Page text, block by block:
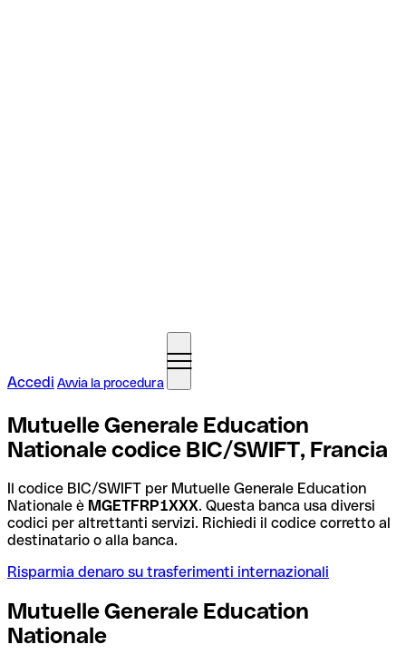
Accedi Avvia la procedura
Mutuelle Generale Education
Nationale codice BIC/SWIFT, Francia
Il codice BIC/SWIFT per Mutuelle Generale Education
Nationale è MGETFRP1XXX. Questa banca usa diversi
codici per altrettanti servizi. Richiedi il codice corretto al
destinatario o alla banca.
Risparmia denaro su trasferimenti internazionali
Mutuelle Generale Education
Nationale